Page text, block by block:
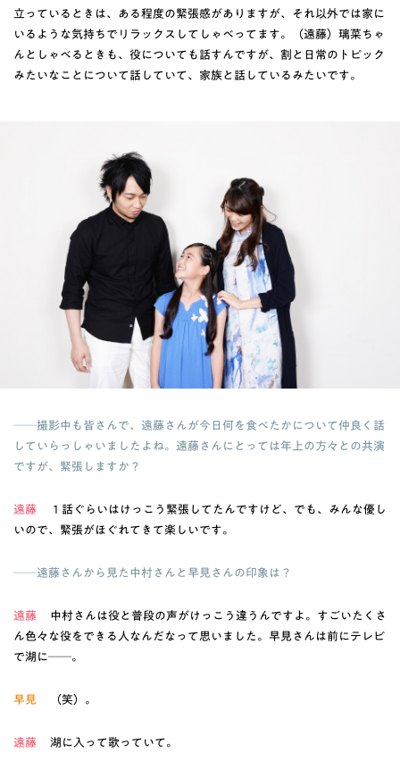
立っているときは、ある程度の緊張感がありますが、それ以外では家に
いるような気持ちでリラックスしてしゃべってます。（遠藤）璃菜ちゃ
んとしゃべるときも、役についても話すんですが、割と日常のトピック
みたいなことについて話していて、家族と話しているみたいです。
──撮影中も皆さんで、遠藤さんが今日何を食べたかについて仲良く話
していらっしゃいましたよね。遠藤さんにとっては年上の方々との共演
ですが、緊張しますか？
遠藤
１話ぐらいはけっこう緊張してたんですけど、でも、みんな優し
いので、緊張がほぐれてきて楽しいです。
──遠藤さんから見た中村さんと早見さんの印象は？
遠藤
中村さんは役と普段の声がけっこう違うんですよ。すごいたくさ
ん色々な役をできる人なんだなって思いました。早見さんは前にテレビ
で湖に──。
早見 （笑）。
遠藤 湖に入って歌っていて。